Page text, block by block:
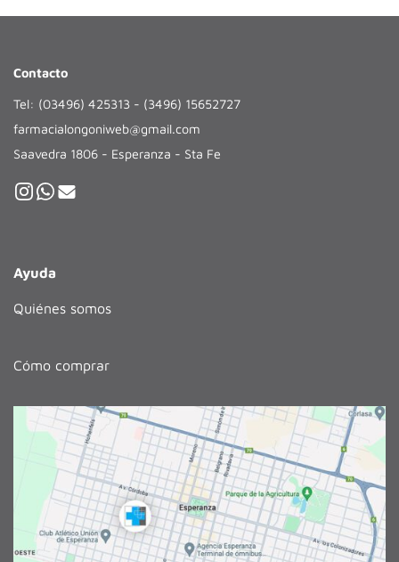
Contacto
Tel: (03496) 425313 - (3496) 15652727
farmacialongoniweb@gmail.com
Saavedra 1806 - Esperanza - Sta Fe
Ayuda
Quiénes somos
Cómo comprar